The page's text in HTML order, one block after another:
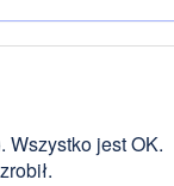
Wszystko jest OK.